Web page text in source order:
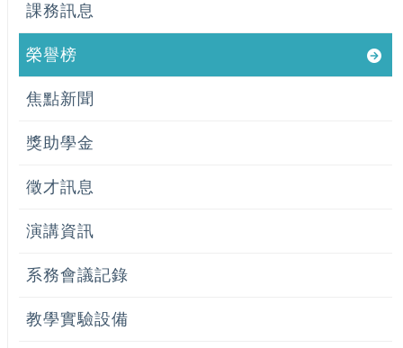
課務訊息
榮譽榜
焦點新聞
獎助學金
徵才訊息
演講資訊
系務會議記錄
教學實驗設備